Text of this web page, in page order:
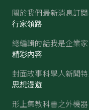
關於我們最新消息訂
行家領路
總編輯的話我是企業
精彩內容
封面故事科學人新聞
思想漫遊
形上集教科書之外機